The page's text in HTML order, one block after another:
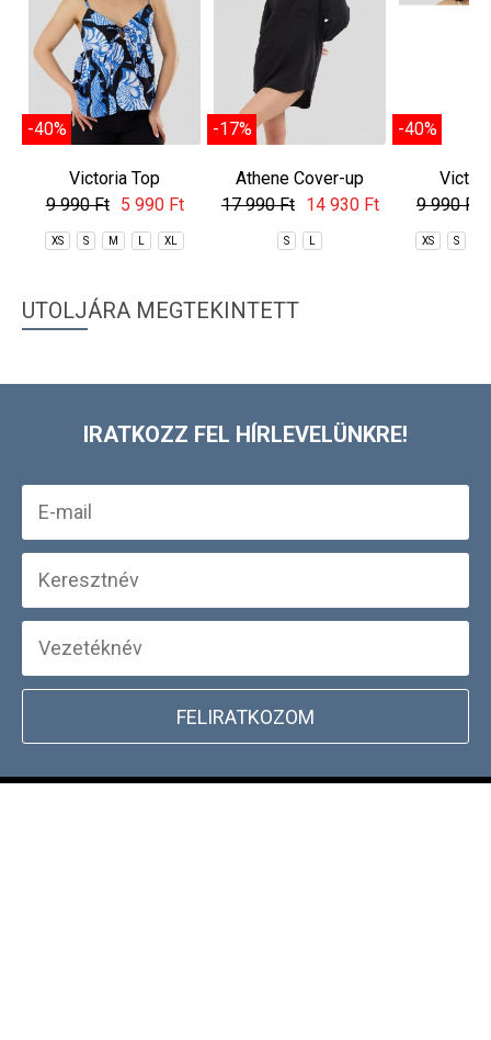
-40%
Victoria Top
9 990 Ft
5 990 Ft
XS S M XL
-17%
Athene Cover-up
17 990 Ft 14 930 Ft
S
-40%
9 990 Ft
XS S
UTOLJÁRA MEGTEKINTETT
IRATKOZZ FEL HÍRLEVELÜNKRE!
FELIRATKOZOM